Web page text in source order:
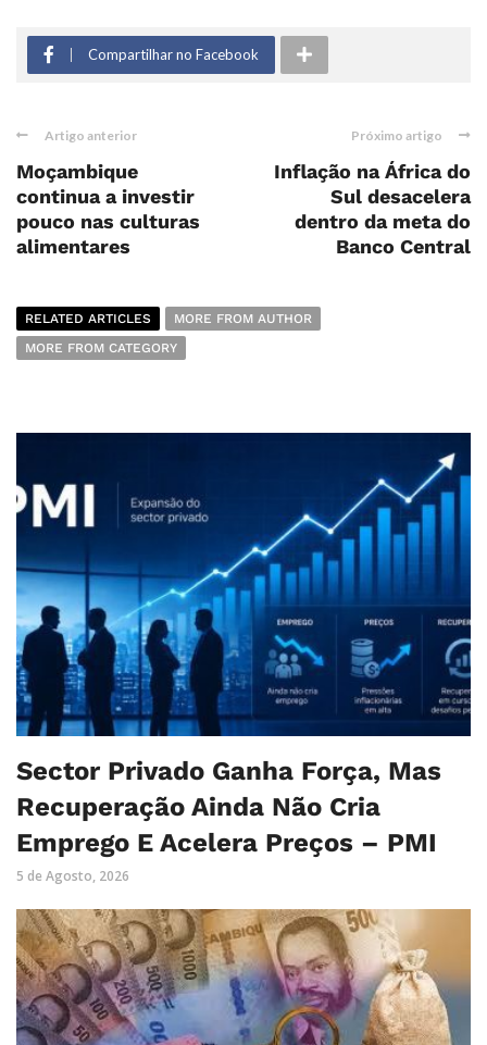
Compartilhar no Facebook
Artigo anterior
Moçambique
continua a investir
pouco nas culturas
alimentares
Próximo artigo
Inflação na África do
Sul desacelera
dentro da meta do
Banco Central
RELATED ARTICLES
MORE FROM AUTHOR
MORE FROM CATEGORY
Sector Privado Ganha Força, Mas
Recuperação Ainda Não Cria
Emprego E Acelera Preços – PMI
5 de Agosto, 2026